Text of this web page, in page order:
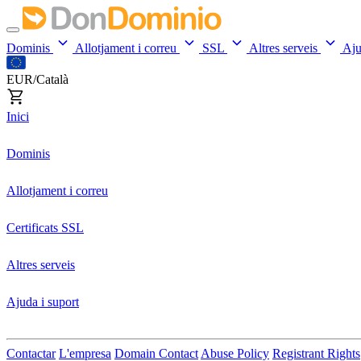
Dominis Allotjament i correu SSL Altres serveis
EUR/Català
Inici
Dominis
Allotjament i correu
Certificats SSL
Altres serveis
Ajuda i suport
Contactar L'empresa Domain Contact Abuse Policy Registrant Rights